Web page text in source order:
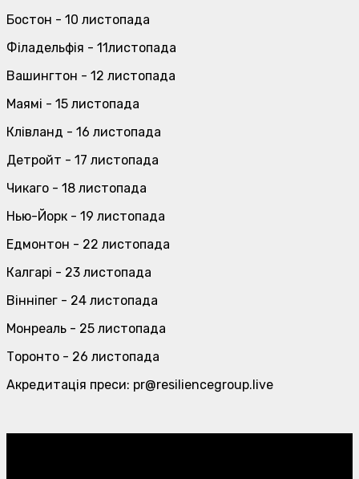
Бостон - 10 листопада
Філадельфія - 11листопада
Вашингтон - 12 листопада
Маямі - 15 листопада
Клівланд - 16 листопада
Детройт - 17 листопада
Чикаго - 18 листопада
Нью-Йорк - 19 листопада
Едмонтон - 22 листопада
Калгарі - 23 листопада
Вінніпег - 24 листопада
Монреаль - 25 листопада
Торонто - 26 листопада
Акредитація преси: pr@resiliencegroup.live